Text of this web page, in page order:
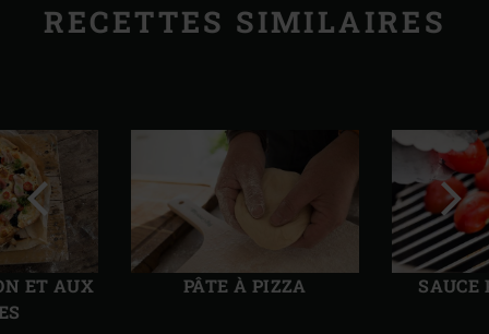
RECETTES SIMILAIRES
ET AUX
PÂTE À PIZZA SAUCE
Diapo
précédente